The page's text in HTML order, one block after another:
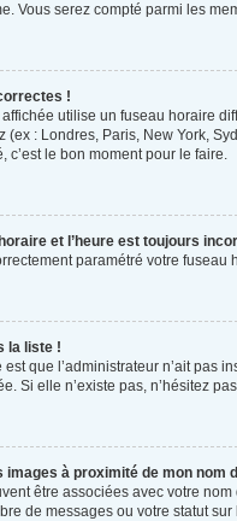
Vous serez compté parmi les
!
affichée utilise un fuseau horaire
(ex : Londres, Paris, New York,
c’est le bon moment pour le faire.
et l’heure est toujours
paramétré votre
la liste !
que l’administrateur n’ait pas
Si elle n’existe pas, n’hésitez
à proximité de mon nom
être associées avec votre
de messages ou votre statut